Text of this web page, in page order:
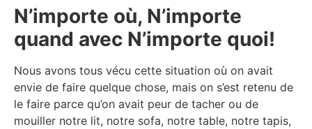
N’importe où, N’importe
quand avec N’importe quoi!
Nous avons tous vécu cette situation où on avait
envie de faire quelque chose, mais on s’est retenu de
le faire parce qu’on avait peur de tacher ou de
mouiller notre lit, notre sofa, notre table, notre tapis,